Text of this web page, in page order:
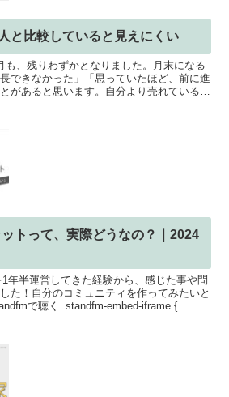
と比較していると見えにくい
も、残りわずかとなりました。月末になる
できなかった」「思っていたほど、前に進
があると思います。自分より売れている人
トって、実際どうなの？｜2024
1年半運営してきた経験から、感じた事や問
た！自分のコミュニティを作ってみたいと
で聴く .standfm-embed-iframe {